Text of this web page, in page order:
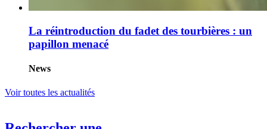
La réintroduction du fadet des tourbières : un
papillon menacé
News
Voir toutes les actualités